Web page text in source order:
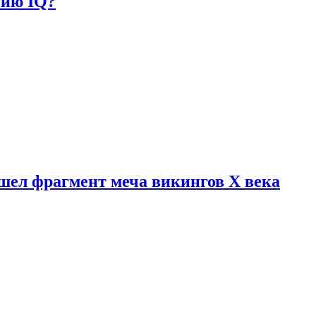
фрагмент меча викингов X века